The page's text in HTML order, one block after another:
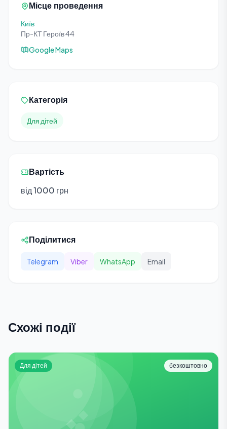
Місце проведення
Київ
Пр-КТ Героїв 44
Google Maps
Категорія
Для дітей
Вартість
від 1000 грн
Поділитися
Telegram Viber WhatsApp Email
Схожі події
Для дітей безкоштовно